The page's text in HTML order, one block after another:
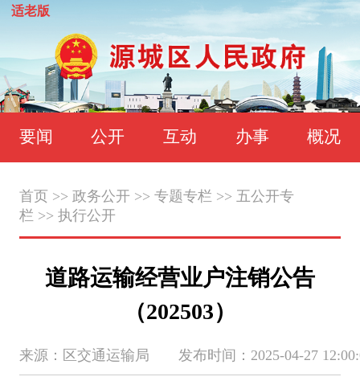
适老版
要闻 公开 互动 办事 概况
首页 >> 政务公开>> 专题专栏 >> 五公开专
栏 >> 执行公开
道路运输经营业户注销公告
（202503）
来源：区交通运输局 发布时间：2025-04-27